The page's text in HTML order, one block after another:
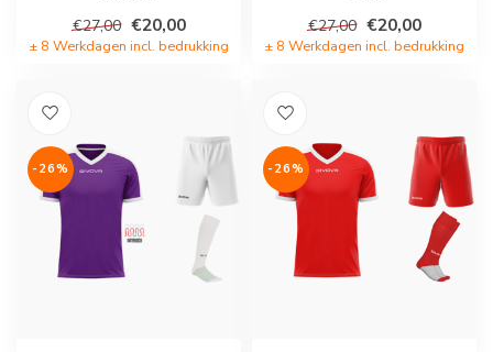
€27,00 €20,00
± 8 Werkdagen incl. bedrukking
€27,00 €20,00
± 8 Werkdagen incl. bedrukking
-26% -26%